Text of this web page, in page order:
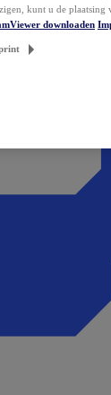
kunt u de plaatsing
downloaden